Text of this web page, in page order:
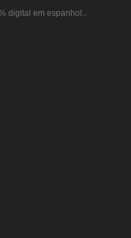
digital em espanhol..